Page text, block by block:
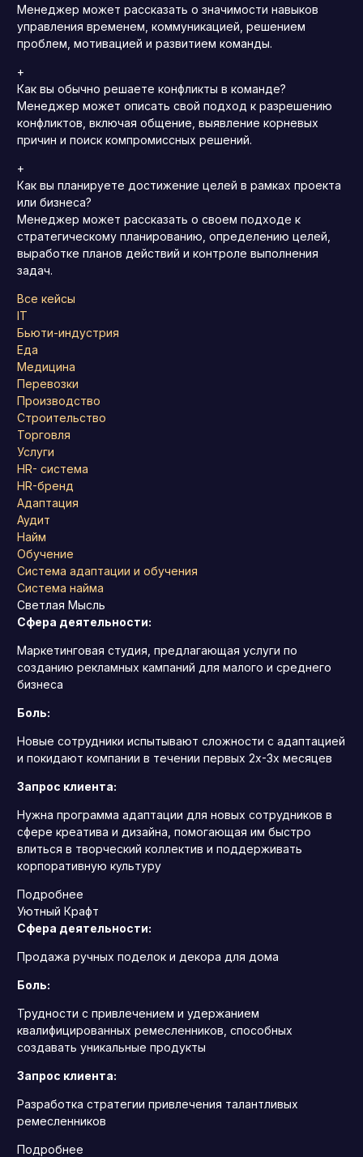
Менеджер может рассказать о значимости навыков
управления временем, коммуникацией, решением
проблем, мотивацией и развитием команды.
+
Как вы обычно решаете конфликты в команде?
Менеджер может описать свой подход к разрешению
конфликтов, включая общение, выявление корневых
причин и поиск компромиссных решений.
+
Как вы планируете достижение целей в рамках проекта
или бизнеса?
Менеджер может рассказать о своем подходе к
стратегическому планированию, определению целей,
выработке планов действий и контроле выполнения
задач.
Все кейсы
IT
Бьюти-индустрия
Еда
Медицина
Перевозки
Производство
Строительство
Торговля
Услуги
HR- система
HR-бренд
Адаптация
Аудит
Найм
Обучение
Система адаптации и обучения
Система найма
Светлая Мысль
Сфера деятельности:
Маркетинговая студия, предлагающая услуги по
созданию рекламных кампаний для малого и среднего
бизнеса
Боль:
Новые сотрудники испытывают сложности с адаптацией
и покидают компании в течении первых 2х-3х месяцев
Запрос клиента:
Нужна программа адаптации для новых сотрудников в
сфере креатива и дизайна, помогающая им быстро
влиться в творческий коллектив и поддерживать
корпоративную культуру
Подробнее
Уютный Крафт
Сфера деятельности:
Продажа ручных поделок и декора для дома
Боль:
Трудности с привлечением и удержанием
квалифицированных ремесленников, способных
создавать уникальные продукты
Запрос клиента:
Разработка стратегии привлечения талантливых
ремесленников
Подробнее